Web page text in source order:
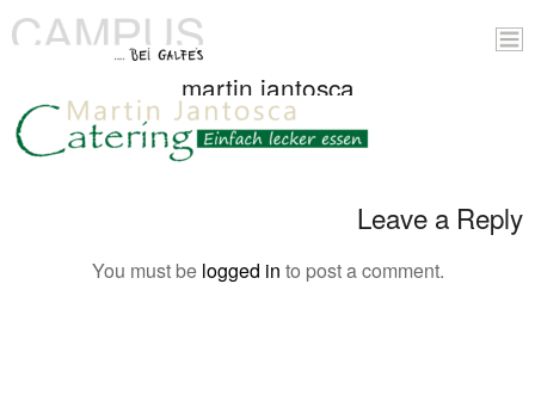
martin jantosca
Leave a Reply
You must be logged in to post a comment.